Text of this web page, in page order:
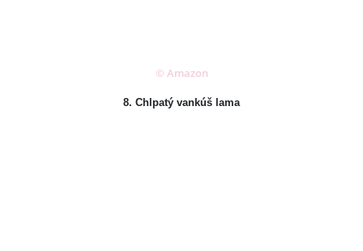
© Amazon
8. Chlpatý vankúš lama